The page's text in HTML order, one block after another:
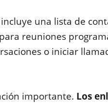
una lista de
reuniones
o iniciar
importante. Los